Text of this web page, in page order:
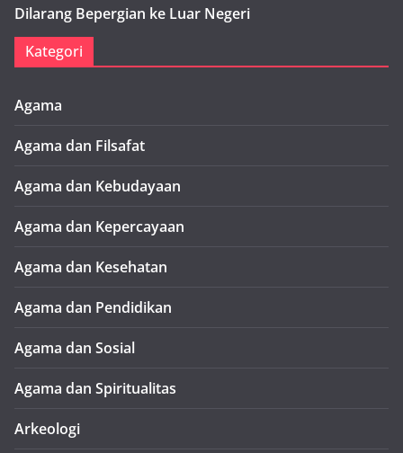
Dilarang Bepergian ke Luar Negeri
Kategori
Agama
Agama dan Filsafat
Agama dan Kebudayaan
Agama dan Kepercayaan
Agama dan Kesehatan
Agama dan Pendidikan
Agama dan Sosial
Agama dan Spiritualitas
Arkeologi